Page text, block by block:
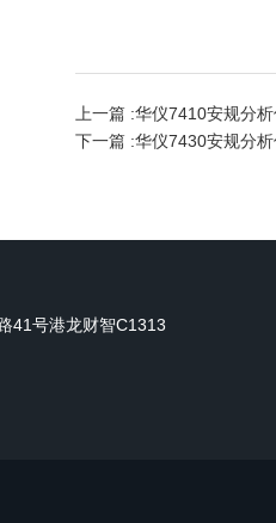
上一篇 :华仪7410安规分
下一篇 :华仪7430安规分
41号港龙财智C1313